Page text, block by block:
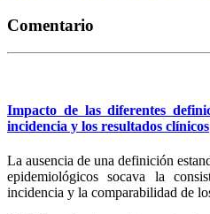
Comentario
Impacto de las diferentes
incidencia y los resultados clínicos
La ausencia de una definición
epidemiológicos socava la
incidencia y la comparabilidad de